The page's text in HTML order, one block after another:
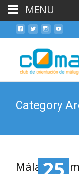
Category
Málaga
MENU